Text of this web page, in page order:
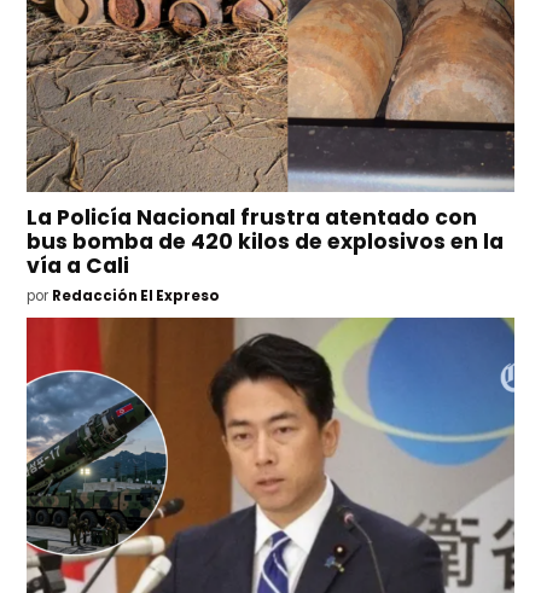
La Policía Nacional frustra atentado con
bus bomba de 420 kilos de explosivos en la
vía a Cali
por Redacción El Expreso